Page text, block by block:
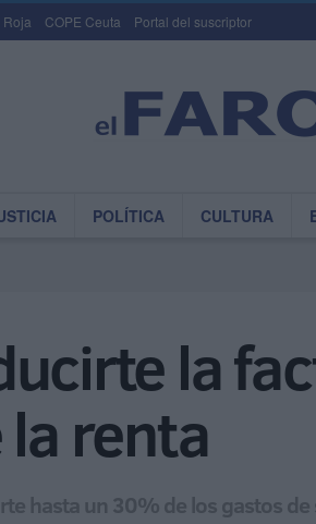
Roja COPE Ceuta Portal del suscriptor
POLÍTICA CULTURA
la
renta
hasta un 30% de los gastos